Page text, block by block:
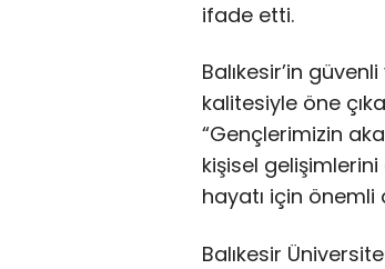
ifade etti.
Balıkesir’in
kalitesiyle öne
“Gençlerimizin
kişisel
hayatı için
Balıkesir